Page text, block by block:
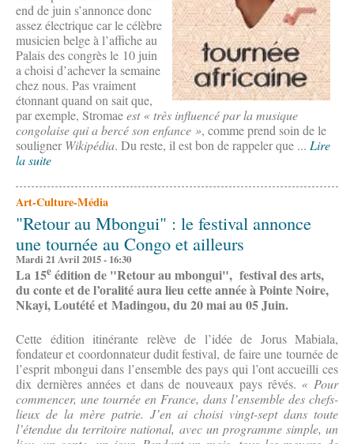
end de juin s’annonce donc
assez électrique car le célèbre
musicien belge à l’affiche au
Palais des congrès le 10 juin
a choisi d’achever la semaine
chez nous. Pas vraiment
étonnant quand on sait que,
par exemple, Stromaeest « très influencé par la musique
congolaise qui a bercé son enfance », comme prend soin de le
soulignerWikipédia. Du reste, il est bon de rappeler que ... Lire
la suite
Art-Culture-Média
"Retour au Mbongui" : le festival annonce
une tournée au Congo et ailleurs
Mardi 21 Avril 2015 - 16:30
La 15e édition de "Retour au mbongui", festival des arts,
du conte et de l’oralité aura lieu cette année à Pointe Noire,
Nkayi, Loutété et Madingou, du 20 mai au 05 Juin.
Cette édition itinérante relève de l’idée de Jorus Mabiala,
fondateur et coordonnateur dudit festival, de faire une tournée de
l’esprit mbongui dans l’ensemble des pays qui l’ont accueilli ces
dix dernières années et dans de nouveaux pays rêvés. « Pour
commencer, une tournée en France, dans l’ensemble des chefs-
lieux de la mère patrie. J’en ai choisi vingt-sept dans toute
l’étendue du territoire national, avec un programme simple, un